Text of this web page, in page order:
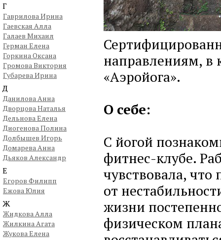
Г
Гаврилова Ирина
Гаевская Алла
Галаев Михаил
Герман Елена
Горкина Оксана
Громова Виктория
Губарева Ирина
Д
Данилова Анна
Дворцова Наталья
Дельнова Елена
Диогенова Полина
Долбышев Игорь
Домарева Анна
Дьяков Александр
Е
Егоров Филипп
Ежова Юлия
Ж
Жидкова Алла
Жилкина Агата
Жукова Елена
направлениям, в
«Аэройога».
О себе:
С йогой
фитнес-клубе.
чувствовала,
от
жизни
физическом